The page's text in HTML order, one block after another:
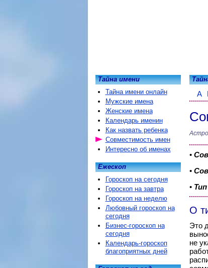
А
•
•
•
О
Это
не
Тайна имени
Тайна имени онлайн
Мужские имена
Женские имена
Календарь именин
Как назвать ребенка
Совместимость имен
Интересно об именах
Ежескоп
Гороскоп на сегодня
Гороскоп на завтра
Гороскоп на неделю
Любовный гороскоп на
сегодня
Бизнес-гороскоп на
сегодня
Календарь-гороскоп
благоприятных дней